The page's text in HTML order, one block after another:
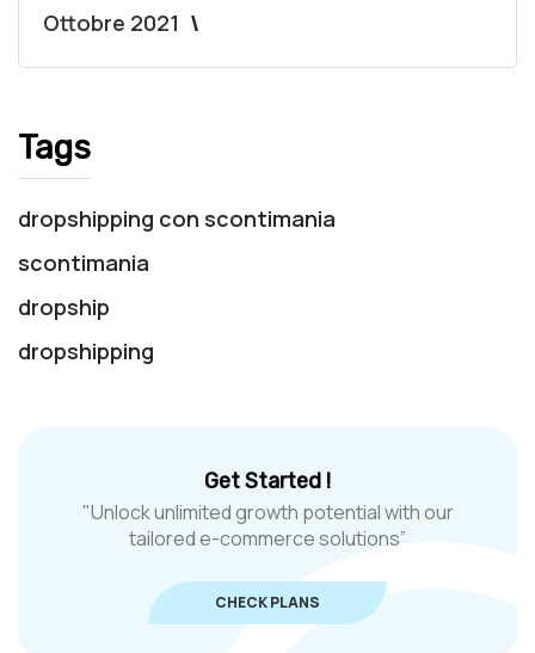
Ottobre 2021
Tags
dropshipping con scontimania
scontimania
dropship
dropshipping
Get Started !
"Unlock unlimited growth potential with our
tailored e-commerce solutions”
CHECK PLANS